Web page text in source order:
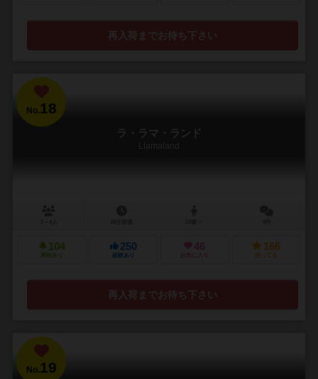
再入荷までお待ち下さい
No.18
ラ・ラマ・ランド
Llamaland
104
興味あり
250
経験あり
46
お気に入り
166
持ってる
再入荷までお待ち下さい
No.19